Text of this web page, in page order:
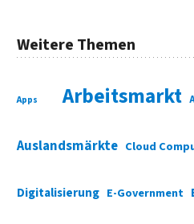
Weitere Themen
Apps Arbeitsmarkt
Auslandsmärkte Cloud
Digitalisierung E-Government